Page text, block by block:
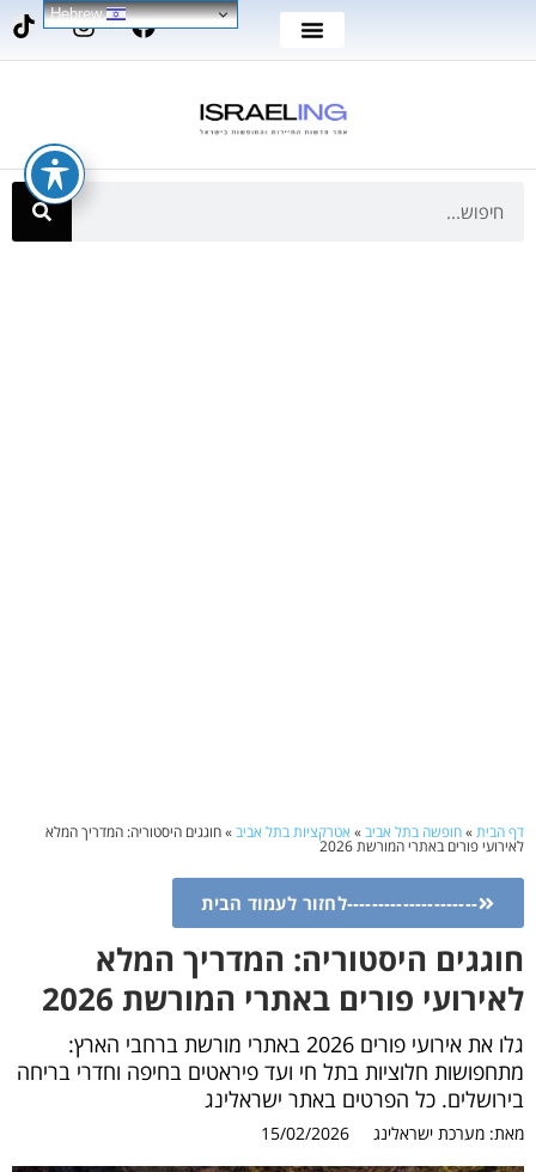
דף הבית»חופשה בתל אביב» אטרקציות בתל אביב»חוגגים היסטוריה: המדריך המלא
לאירועי פורים באתרי המורשת 2026
---------------------לחזור לעמוד הבית
חוגגים היסטוריה: המדריך המלא
לאירועי פורים באתרי המורשת 2026
גלו את אירועי פורים 2026 באתרי מורשת ברחבי הארץ:
מתחפושות חלוציות בתל חי ועד פיראטים בחיפה וחדרי בריחה
בירושלים. כל הפרטים באתר ישראלינג
מאת: מערכת ישראלינג 15/02/2026
Hebrew